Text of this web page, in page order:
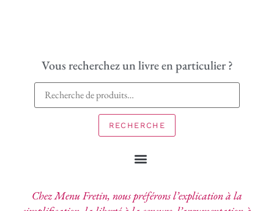
Vous recherchez un livre en particulier ?
RECHERCHE
Chez Menu Fretin, nous préférons l’explication à la